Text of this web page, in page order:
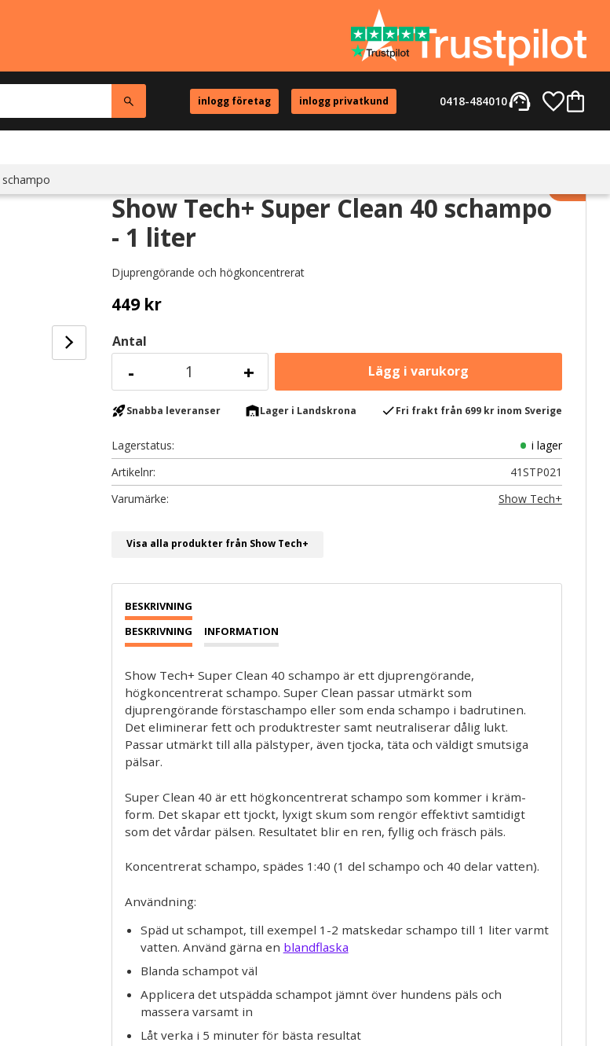
inlogg företag inlogg privatkund support_agent
0418-484010
Show Tech+ Super Clean 40 schampo
- 1 liter
Djuprengörande och högkoncentrerat
449kr
Antal
+
-
Lägg
rocket_launchSnabba leveranser warehouseLager i Landskrona checkFri frakt från 699 kr inom Sverige
Lagerstatus
i lager
Artikelnr
41STP021
Show Tech+
Visa alla produkter från Show Tech+
BESKRIVNING INFORMATION
Show Tech+ Super Clean 40 schampo är ett djuprengörande,
högkoncentrerat schampo. Super Clean passar utmärkt som
djuprengörande förstaschampo eller som enda schampo i badrutinen.
Det eliminerar fett och produktrester samt neutraliserar dålig lukt.
Passar utmärkt till alla pälstyper, även tjocka, täta och väldigt smutsiga
pälsar.
Super Clean 40 är ett högkoncentrerat schampo som kommer i kräm-
form. Det skapar ett tjockt, lyxigt skum som rengör effektivt samtidigt
som det vårdar pälsen. Resultatet blir en ren, fyllig och fräsch päls.
Koncentrerat schampo, spädes 1:40 (1 del schampo och 40 delar vatten).
Användning:
Späd ut schampot, till exempel 1-2 matskedar schampo till 1 liter varmt
vatten. Använd gärna en blandflaska
Blanda schampot väl
Applicera det utspädda schampot jämnt över hundens päls och
massera varsamt in
Låt verka i 5 minuter för bästa resultat